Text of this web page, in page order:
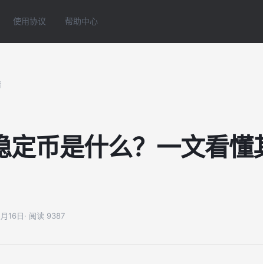
使用协议 帮助中心
定币是什么？一文看懂
16日· 阅读 9387